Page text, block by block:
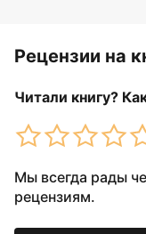
Рецензии на
Читали книгу?
Мы всегда рады
рецензиям.